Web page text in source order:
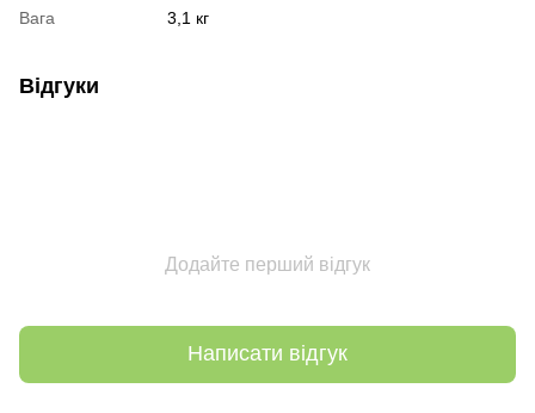
Вага
3,1 кг
Відгуки
Додайте перший відгук
Написати відгук